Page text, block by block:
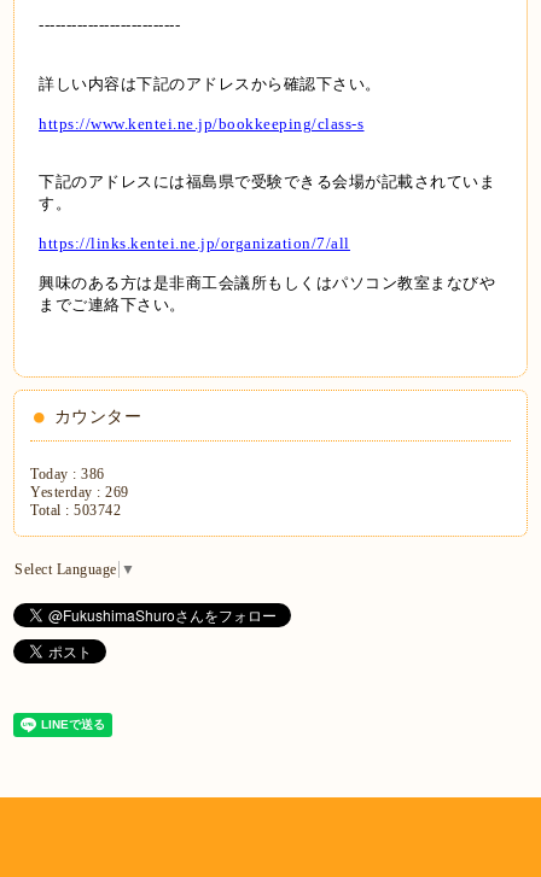
--------------------------
詳しい内容は下記のアドレスから確認下さい。
https://www.kentei.ne.jp/bookkeeping/class-s
下記のアドレスには福島県で受験できる会場が記載されていま
す。
https://links.kentei.ne.jp/organization/7/all
興味のある方は是非商工会議所もしくはパソコン教室まなびや
までご連絡下さい。
カウンター
Today :386
Yesterday :269
Total :503742
Select Language ▼